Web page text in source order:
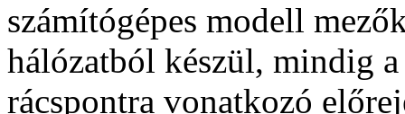
számítógépes modell
hálózatból készül, mindig
rácspontra vonatkozó